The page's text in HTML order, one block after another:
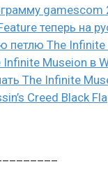
gamescom
теперь на
петлю The
Museion в
The Infinite
Creed Black